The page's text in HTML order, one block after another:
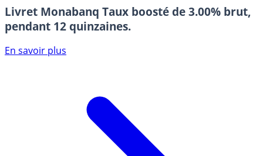
Livret Monabanq Taux boosté de 3.00% brut,
pendant 12 quinzaines.
En savoir plus